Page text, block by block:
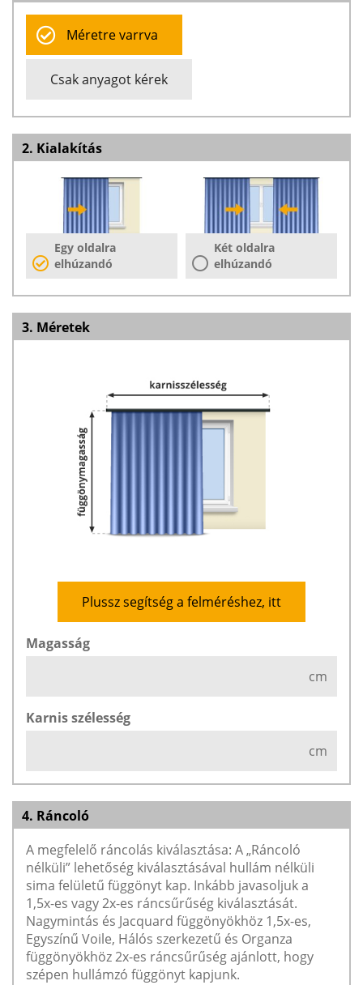
Méretre varrva
Csak anyagot kérek
2. Kialakítás
Egy oldalra
elhúzandó
Két oldalra
elhúzandó
3. Méretek
Plussz segítség a felméréshez, itt
Magasság
cm
Karnis szélesség
cm
4. Ráncoló
A megfelelő ráncolás kiválasztása: A „Ráncoló
nélküli” lehetőség kiválasztásával hullám nélküli
sima felületű függönyt kap. Inkább javasoljuk a
1,5x-es vagy 2x-es ráncsűrűség kiválasztását.
Nagymintás és Jacquard függönyökhöz 1,5x-es,
Egyszínű Voile, Hálós szerkezetű és Organza
függönyökhöz 2x-es ráncsűrűség ajánlott, hogy
szépen hullámzó függönyt kapjunk.